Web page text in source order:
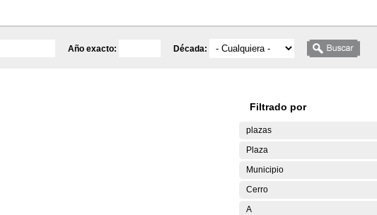
Año exacto: Década:
Filtrado por
plazas
Plaza
Municipio
Cerro
A